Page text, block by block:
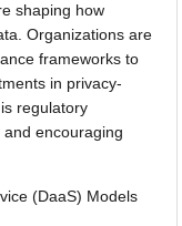
shaping how
Organizations are
frameworks to
in privacy-
regulatory
encouraging
(DaaS) Models